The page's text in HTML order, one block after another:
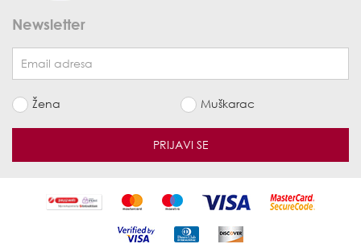
Newsletter
Žena Muškarac
PRIJAVI SE